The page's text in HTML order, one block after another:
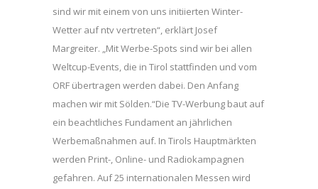
sind wir mit einem von uns initiierten Winter-
Wetter auf ntv vertreten“, erklärt Josef
Margreiter. „Mit Werbe-Spots sind wir bei allen
Weltcup-Events, die in Tirol stattfinden und vom
ORF übertragen werden dabei. Den Anfang
machen wir mit Sölden.“Die TV-Werbung baut auf
ein beachtliches Fundament an jährlichen
Werbemaßnahmen auf. In Tirols Hauptmärkten
werden Print-, Online- und Radiokampagnen
gefahren. Auf 25 internationalen Messen wird